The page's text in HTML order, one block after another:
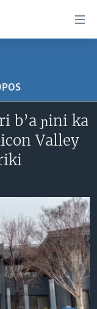
b’a ɲini ka
Valley
available